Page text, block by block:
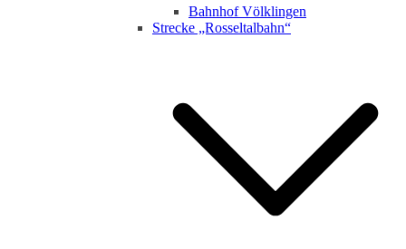
Bahnhof Völklingen
Strecke „Rosseltalbahn“